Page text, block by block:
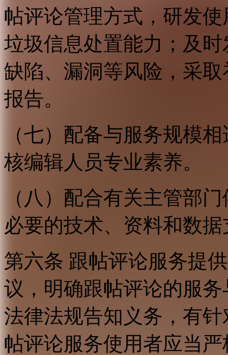
帖评论管理方式，研发
垃圾信息处置能力；及
缺陷、漏洞等风险，采
报告。
（七）配备与服务规模
核编辑人员专业素养。
（八）配合有关主管部
必要的技术、资料和数
第六条 跟帖评论服务提
议，明确跟帖评论的服
法律法规告知义务，有
帖评论服务使用者应当